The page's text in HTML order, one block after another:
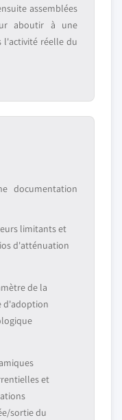
assemblées
aboutir à une
l'activité réelle du
documentation
limitants et
d'atténuation
de la
d'adoption
et
sortie du